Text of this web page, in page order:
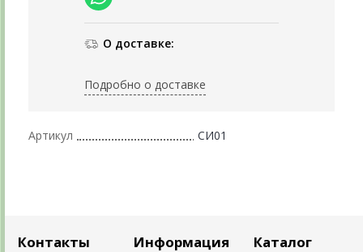
О доставке:
Подробно о доставке
Артикул СИ01
Контакты Информация Каталог